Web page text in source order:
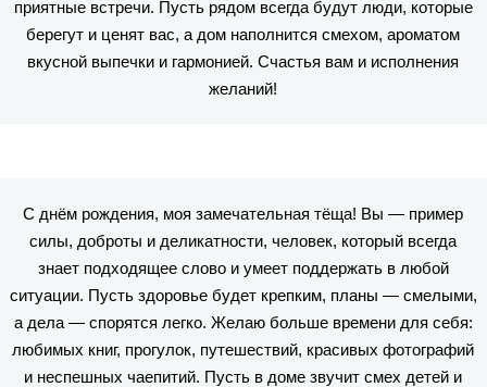
приятные встречи. Пусть рядом всегда будут люди, которые
берегут и ценят вас, а дом наполнится смехом, ароматом
вкусной выпечки и гармонией. Счастья вам и исполнения
желаний!
С днём рождения, моя замечательная тёща! Вы — пример
силы, доброты и деликатности, человек, который всегда
знает подходящее слово и умеет поддержать в любой
ситуации. Пусть здоровье будет крепким, планы — смелыми,
а дела — спорятся легко. Желаю больше времени для себя:
любимых книг, прогулок, путешествий, красивых фотографий
и неспешных чаепитий. Пусть в доме звучит смех детей и